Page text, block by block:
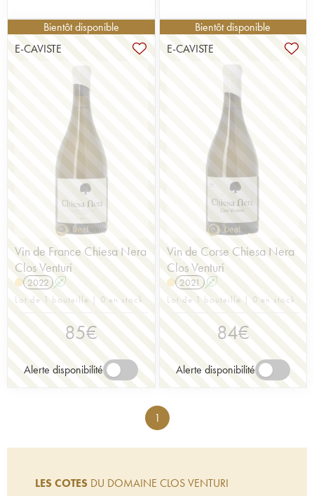
Bientôt disponible
E-CAVISTE
Vin de France Chiesa Nera
Clos Venturi
2022 A
Lot de 1 bouteille | 0 en stock
85€
Alerte disponibilité
Bientôt disponible
E-CAVISTE
Vin de Corse Chiesa Nera
Clos Venturi
2021 A
Lot de 1 bouteille | 0 en stock
84€
Alerte disponibilité
1
LES COTES DU DOMAINE CLOS VENTURI